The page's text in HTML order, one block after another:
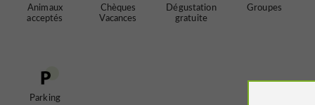
Animaux
acceptés
Chèques
Vacances
Dégustation
gratuite
Groupes
Parking